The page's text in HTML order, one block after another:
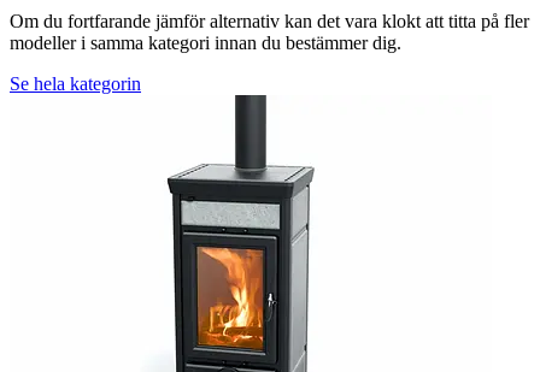
Om du fortfarande jämför alternativ kan det vara klokt att titta på fler
modeller i samma kategori innan du bestämmer dig.
Se hela kategorin